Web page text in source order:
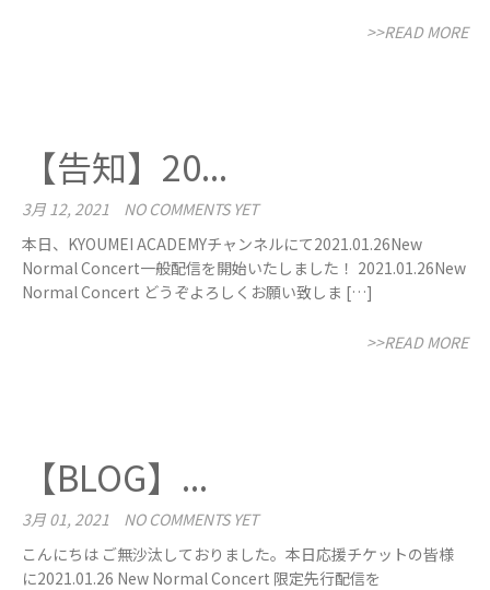
>>READ MORE
【告知】20...
3月 12, 2021
NO COMMENTS YET
本日、KYOUMEI ACADEMYチャンネルにて2021.01.26New
Normal Concert一般配信を開始いたしました！ 2021.01.26New
Normal Concert どうぞよろしくお願い致しま […]
>>READ MORE
【BLOG】...
3月 01, 2021
NO COMMENTS YET
こんにちは ご無沙汰しておりました。本日応援チケットの皆様
に2021.01.26 New Normal Concert 限定先行配信を